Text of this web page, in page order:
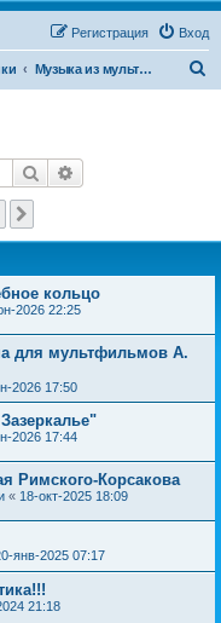
Вход
Регистрация
Музыка из мультфильмов
Поиск
кольцо
2026 22:25
для мультфильмов А.
2026 17:50
2026 17:44
Римского-Корсакова
« 18-окт-2025 18:09
янв-2025 07:17
21:18